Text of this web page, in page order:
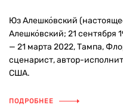
Юз Алешко́вский
Алешко́вский; 21 сентября
— 21 марта 2022, Тампа,
сценарист, автор-
США.
ПОДРОБНЕЕ